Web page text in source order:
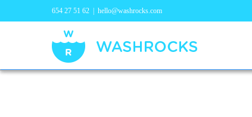
654 27 51 62 | hello@washrocks.com